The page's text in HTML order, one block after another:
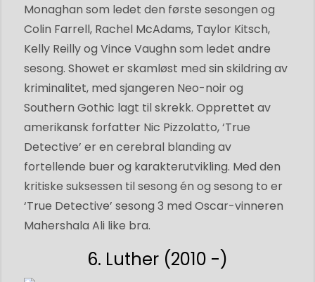
Monaghan som ledet den første sesongen og
Colin Farrell, Rachel McAdams, Taylor Kitsch,
Kelly Reilly og Vince Vaughn som ledet andre
sesong. Showet er skamløst med sin skildring av
kriminalitet, med sjangeren Neo-noir og
Southern Gothic lagt til skrekk. Opprettet av
amerikansk forfatter Nic Pizzolatto, ‘True
Detective’ er en cerebral blanding av
fortellende buer og karakterutvikling. Med den
kritiske suksessen til sesong én og sesong to er
‘True Detective’ sesong 3 med Oscar-vinneren
Mahershala Ali like bra.
6. Luther (2010 -)